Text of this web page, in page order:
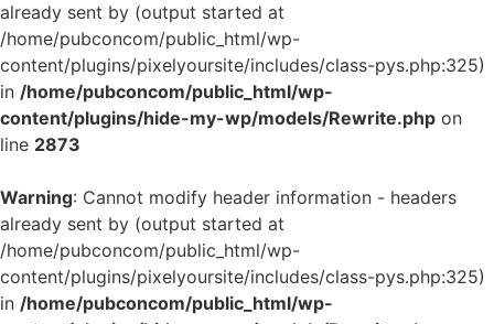
already sent by (output started at
/home/pubconcom/public_html/wp-
content/plugins/pixelyoursite/includes/class-pys.php:325)
in /home/pubconcom/public_html/wp-
content/plugins/hide-my-wp/models/Rewrite.php on
line 2873
Warning: Cannot modify header information - headers
already sent by (output started at
/home/pubconcom/public_html/wp-
content/plugins/pixelyoursite/includes/class-pys.php:325)
in /home/pubconcom/public_html/wp-